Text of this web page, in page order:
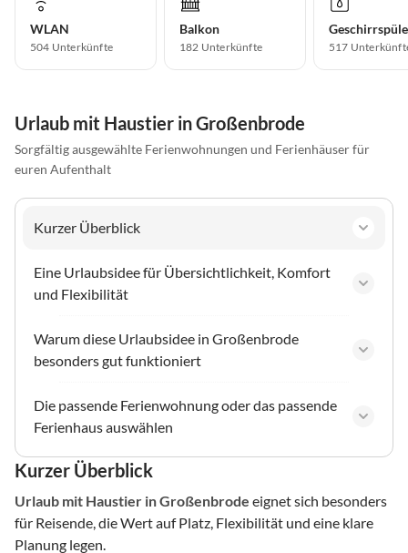
WLAN
504 Unterkünfte
Balkon
182 Unterkünfte 517
Urlaub mit Haustier in Großenbrode
Sorgfältig ausgewählte Ferienwohnungen und Ferienhäuser für
euren Aufenthalt
Kurzer Überblick
Eine Urlaubsidee für Übersichtlichkeit, Komfort
und Flexibilität
Warum diese Urlaubsidee in Großenbrode
besonders gut funktioniert
Die passende Ferienwohnung oder das passende
Ferienhaus auswählen
Kurzer Überblick
Urlaub mit Haustier in Großenbrode eignet sich besonders
für Reisende, die Wert auf Platz, Flexibilität und eine klare
Planung legen.